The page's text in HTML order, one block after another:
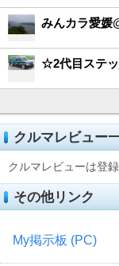
みんカラ愛媛
☆2代目ステ
クルマレビュー
クルマレビューは登
その他リンク
My掲示板 (PC)